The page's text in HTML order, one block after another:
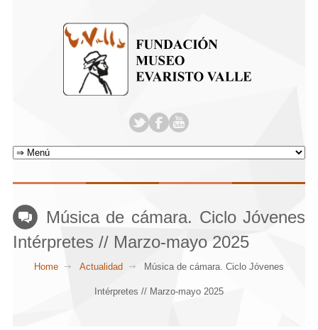
Música de cámara. Ciclo Jóvenes
Intérpretes // Marzo-mayo 2025
Home Actualidad Música de cámara. Ciclo Jóvenes
Intérpretes // Marzo-mayo 2025